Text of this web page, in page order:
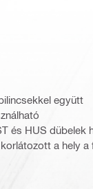
együtt
és HUS dübelek
a hely a